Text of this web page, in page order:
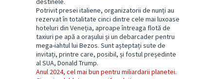
Potrivit presei italiene, organizatorii de nunți au
rezervat în totalitate cinci dintre cele mai luxoase
hoteluri din Veneția, aproape întreaga flotă de
taxiuri pe apă a orașului și un debarcader pentru
mega-iahtul lui Bezos. Sunt așteptați sute de
invitați, printre care, posibil, și fostul președinte
al SUA, Donald Trump.
Anul 2024, cel mai bun pentru miliardarii planetei.